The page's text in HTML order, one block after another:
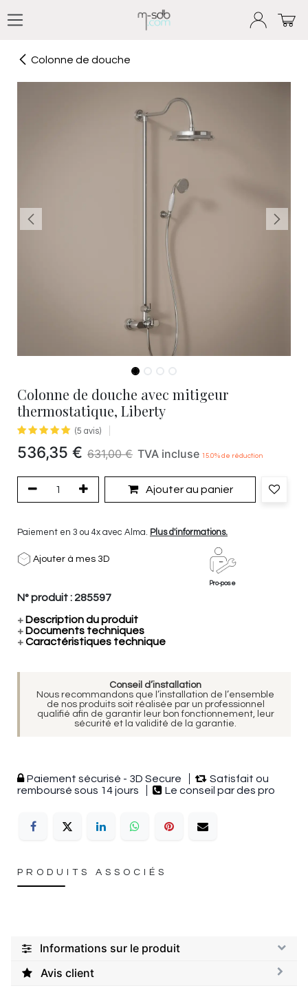
Colonne de douche
Colonne de douche avec mitigeur
thermostatique, Liberty
(5 avis)
536,35 € 631,00€ TVA incluse 15.0% de réduction
Ajouter au panier
Paiement en 3 ou 4x avec Alma. Plus d'informations.
Ajouter à mes 3D
Pro-pose
N° produit : 285597
+ Description du produit
+ Documents techniques
+Caractéristiques technique
Conseil d’installation
Nous recommandons que l’installation de l’ensemble
de nos produits soit réalisée par un professionnel
qualifié afin de garantir leur bon fonctionnement, leur
sécurité et la validité de la garantie.
Paiement sécurisé - 3D Secure
Satisfait ou
remboursé sous 14 jours
Le conseil par des pro
PRODUITS ASSOCIÉS
Informations sur le produit
Avis client